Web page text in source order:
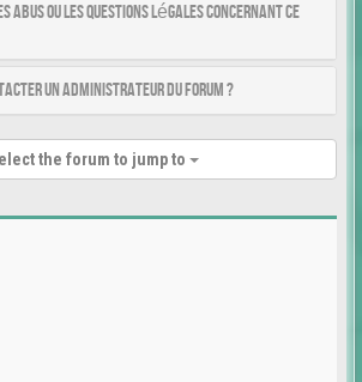
abus ou les questions légales concernant ce
un administrateur du forum ?
the forum to jump to